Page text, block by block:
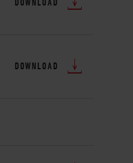
DOWNLOAD
DOWNLOAD